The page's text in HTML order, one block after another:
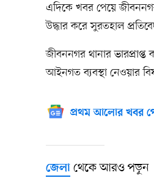
এদিকে খবর পেয়ে
উদ্ধার করে সুরতহাল
জীবননগর থানার
আইনগত ব্যবস্থা নেওয়ার
প্রথম আলোর খবর
জেলা থেকে আরও পড়ুন